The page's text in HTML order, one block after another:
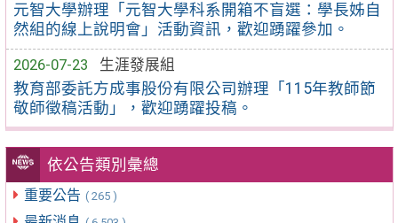
元智大學辦理「元智大學科系開箱不盲選：學長姊自
然組的線上說明會」活動資訊，歡迎踴躍參加。
2026-07-23
生涯發展組
教育部委託方成事股份有限公司辦理「115年教師節
敬師徵稿活動」，歡迎踴躍投稿。
依公告類別彙總
重要公告 ( 265 )